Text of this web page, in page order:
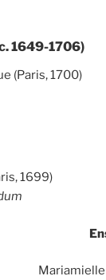
1649-1706)
(Paris, 1700)
1699)